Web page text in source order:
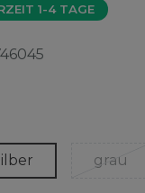
1-4 TAGE
grau